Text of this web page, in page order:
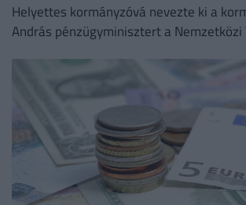
Helyettes kormányzóvá nevezte ki a
András pénzügyminisztert a